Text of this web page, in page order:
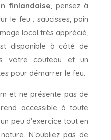
finlandaise, pensez à
le feu : saucisses, pain
local très apprécié,
disponible à côté de
votre couteau et un
pour démarrer le feu.
et ne présente pas de
accessible à toute
peu d’exercice tout en
N’oubliez pas de